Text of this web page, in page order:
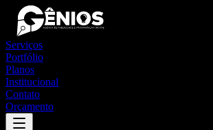
Serviços
Portfólio
Planos
Institucional
Contato
Orçamento